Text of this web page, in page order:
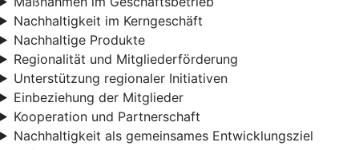
Nachhaltigkeit im Kerngeschäft
Nachhaltige Produkte
Regionalität und Mitgliederförderung
Unterstützung regionaler Initiativen
Einbeziehung der Mitglieder
Kooperation und Partnerschaft
Nachhaltigkeit als gemeinsames Entwicklungsziel